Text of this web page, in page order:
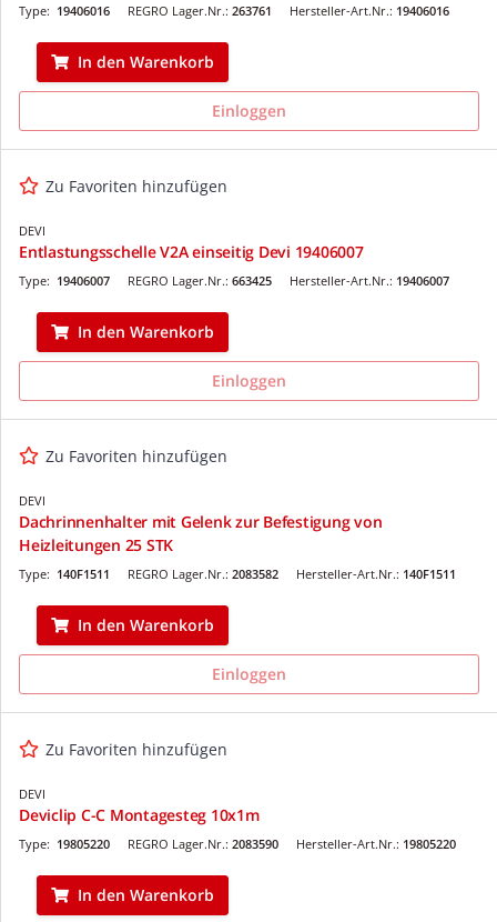
REGRO Lager.Nr.: 263761
Type: 19406016 Hersteller-Art.Nr.: 19406016
In den Warenkorb
Einloggen
Zu Favoriten hinzufügen
DEVI
Entlastungsschelle V2A einseitig Devi 19406007
REGRO Lager.Nr.: 663425
Type: 19406007 Hersteller-Art.Nr.: 19406007
In den Warenkorb
Einloggen
Zu Favoriten hinzufügen
DEVI
Dachrinnenhalter mit Gelenk zur Befestigung von
Heizleitungen 25 STK
REGRO Lager.Nr.: 2083582
Type: 140F1511 Hersteller-Art.Nr.: 140F1511
In den Warenkorb
Einloggen
Zu Favoriten hinzufügen
DEVI
Deviclip C-C Montagesteg 10x1m
REGRO Lager.Nr.: 2083590
Type: 19805220 Hersteller-Art.Nr.: 19805220
In den Warenkorb